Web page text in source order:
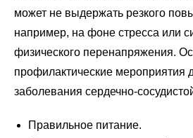
может не выдержать резкого
например, на фоне стресса или
физического перенапряжения.
профилактические мероприятия
заболевания сердечно-
Правильное питание.